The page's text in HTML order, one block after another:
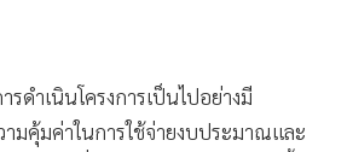
รดำเนินโครงการเป็นไปอย่างมี
มคุ้มค่าในการใช้จ่ายงบประมาณและ